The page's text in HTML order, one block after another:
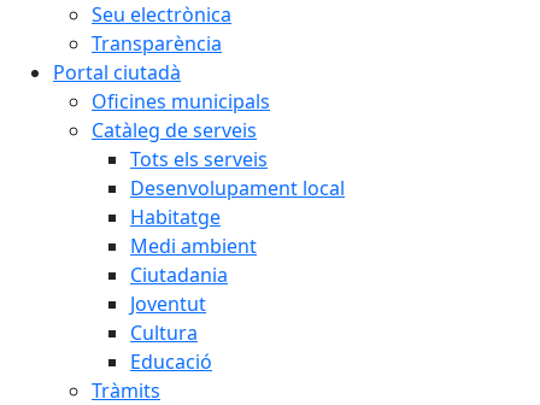
Seu electrònica
Transparència
Portal ciutadà
Oficines municipals
Catàleg de serveis
Tots els serveis
Desenvolupament local
Habitatge
Medi ambient
Ciutadania
Joventut
Cultura
Educació
Tràmits